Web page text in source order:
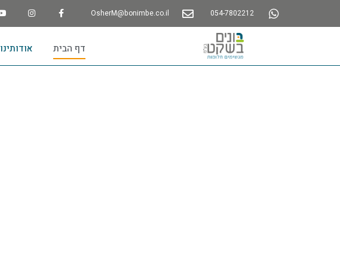
054-7802212
OsherM@bonimbe.co.il
דף הבית אודותינו